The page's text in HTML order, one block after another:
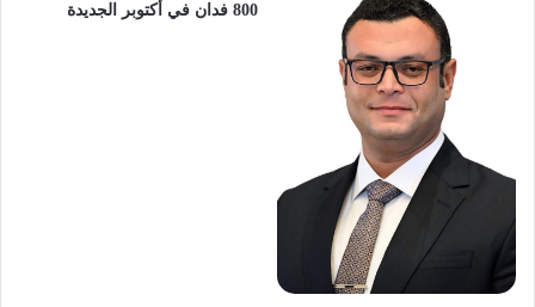
800 فدان في أكتوبر الجديدة